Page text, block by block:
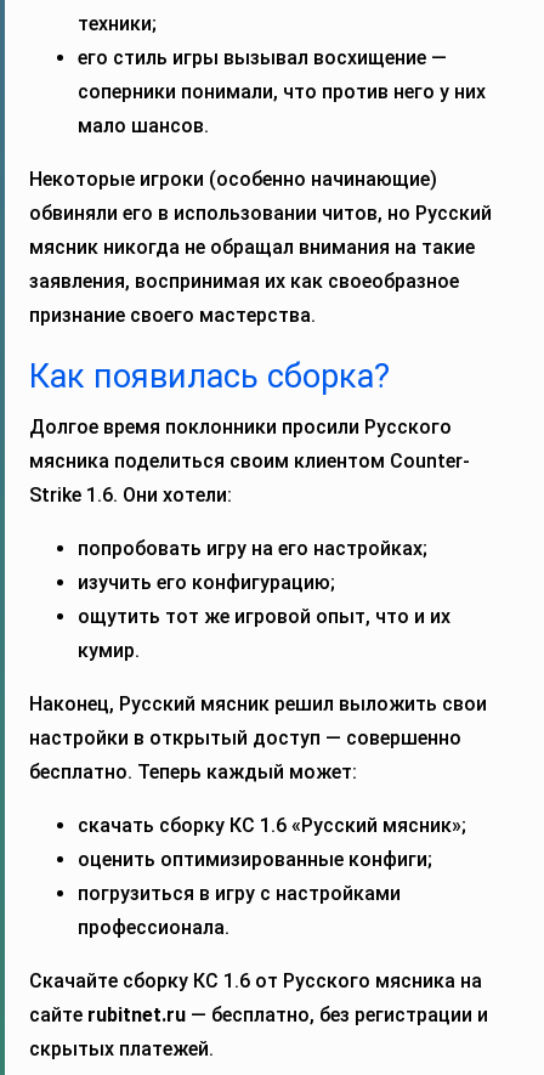
техники;
его стиль игры вызывал восхищение —
соперники понимали, что против него у них
мало шансов.
Некоторые игроки (особенно начинающие)
обвиняли его в использовании читов, но Русский
мясник никогда не обращал внимания на такие
заявления, воспринимая их как своеобразное
признание своего мастерства.
Как появилась сборка?
Долгое время поклонники просили Русского
мясника поделиться своим клиентом Counter-
Strike 1.6. Они хотели:
попробовать игру на его настройках;
изучить его конфигурацию;
ощутить тот же игровой опыт, что и их
кумир.
Наконец, Русский мясник решил выложить свои
настройки в открытый доступ — совершенно
бесплатно. Теперь каждый может:
скачать сборку КС 1.6 «Русский мясник»;
оценить оптимизированные конфиги;
погрузиться в игру с настройками
профессионала.
Скачайте сборку КС 1.6 от Русского мясника на
сайте rubitnet.ru — бесплатно, без регистрации и
скрытых платежей.